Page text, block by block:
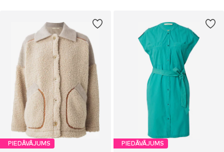
PIEDĀVĀJUMS PIEDĀVĀJUMS